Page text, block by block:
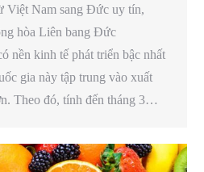
Việt Nam sang Đức uy tín,
hòa Liên bang Đức
nền kinh tế phát triển bậc nhất
gia này tập trung vào xuất
Theo đó, tính đến tháng 3…